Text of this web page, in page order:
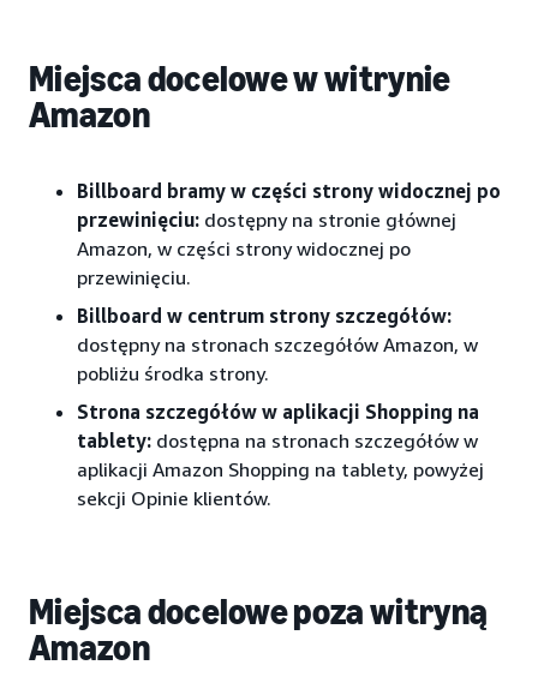
Miejsca docelowe w witrynie
Amazon
Billboard bramy w części strony widocznej po
przewinięciu: dostępny na stronie głównej
Amazon, w części strony widocznej po
przewinięciu.
Billboard w centrum strony szczegółów:
dostępny na stronach szczegółów Amazon, w
pobliżu środka strony.
Strona szczegółów w aplikacji Shopping na
tablety: dostępna na stronach szczegółów w
aplikacji Amazon Shopping na tablety, powyżej
sekcji Opinie klientów.
Miejsca docelowe poza witryną
Amazon